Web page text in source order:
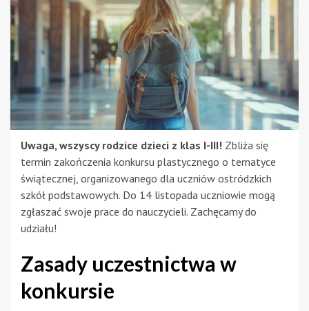
Uwaga, wszyscy rodzice dzieci z klas I-III! Zbliża się
termin zakończenia konkursu plastycznego o tematyce
świątecznej, organizowanego dla uczniów ostródzkich
szkół podstawowych. Do 14 listopada uczniowie mogą
zgłaszać swoje prace do nauczycieli. Zachęcamy do
udziału!
Zasady uczestnictwa w
konkursie